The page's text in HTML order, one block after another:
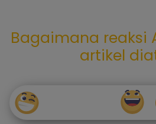
Bagaimana reaksi
artikel